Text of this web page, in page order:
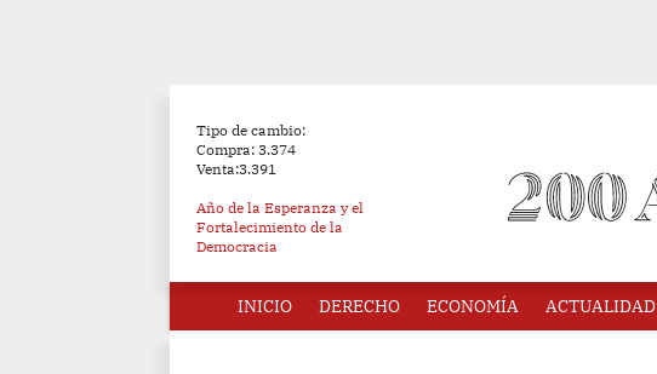
Tipo de cambio:
Compra: 3.374
Venta:3.391
Año de la Esperanza y el
Fortalecimiento de la
Democracia
INICIO DERECHO ECONOMÍA ACTUALIDAD